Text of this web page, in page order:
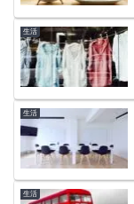
生活
生活
生活